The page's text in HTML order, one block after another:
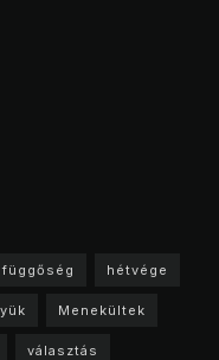
függőség hétvége
Menekültek
választás